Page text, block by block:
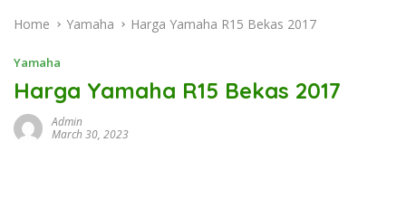
Home Yamaha Harga Yamaha R15 Bekas 2017
Yamaha
Harga Yamaha R15 Bekas 2017
Admin
March 30, 2023